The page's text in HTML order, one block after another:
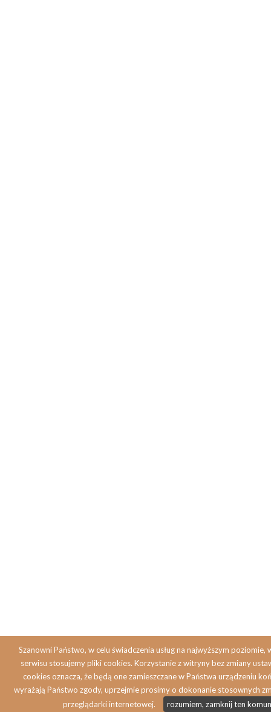
Szanowni Państwo, w celu świadczenia usług na najwyższym poziomie,
serwisu stosujemy pliki cookies. Korzystanie z witryny bez zmiany
cookies oznacza, że będą one zamieszczane w Państwa urządzeniu
wyrażają Państwo zgody, uprzejmie prosimy o dokonanie stosownych
przeglądarki internetowej.
rozumiem, zamknij ten